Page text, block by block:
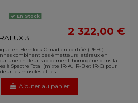
En Stock
3
2 322,00 €
en Hemlock Canadien certifié (PEFC).
combinent des émetteurs latéraux en
une chaleur rapidement homogène dans la
à Spectre Total (mixte IR-A, IR-B et IR-C) pour
les muscles et les...
Ajouter au panier